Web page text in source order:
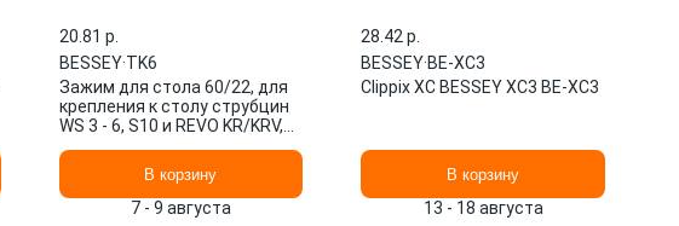
20.81 p.
BESSEY·TK6
Зажим для стола 60/22, для
крепления к столу струбцин
WS 3 - 6, S10 и REVO KR/KRV,
В корзину
7 - 9 августа
28.42 p.
BESSEY·BE-XC3
Clippix XC BESSEY XC3 BE-XC3
В корзину
13 - 18 августа